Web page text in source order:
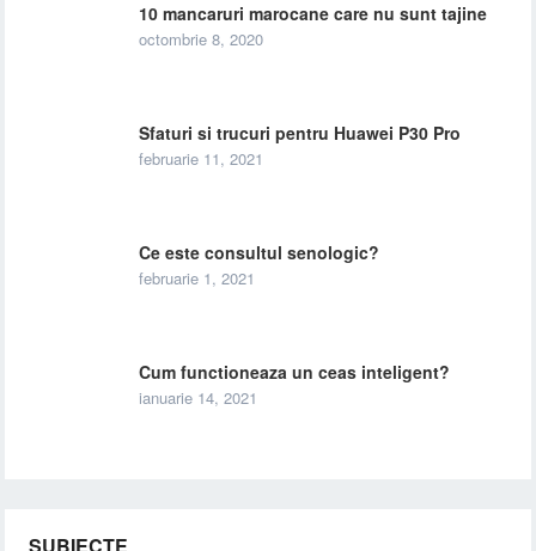
10 mancaruri marocane care nu sunt tajine
octombrie 8, 2020
Sfaturi si trucuri pentru Huawei P30 Pro
februarie 11, 2021
Ce este consultul senologic?
februarie 1, 2021
Cum functioneaza un ceas inteligent?
ianuarie 14, 2021